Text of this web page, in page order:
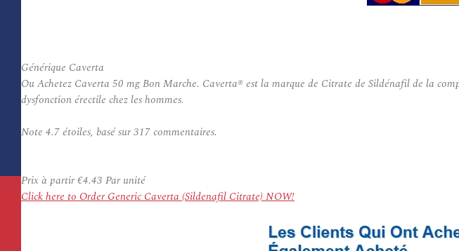
Générique Caverta
Ou Achetez Caverta 50 mg Bon Marche. Caverta® est la marque de Citrate de Sildénafil de la
dysfonction érectile chez les hommes.
Note 4.7étoiles, basé sur317commentaires.
Prix à partir€4.43 Par unité
Click here to Order Generic Caverta (Sildenafil Citrate) NOW!